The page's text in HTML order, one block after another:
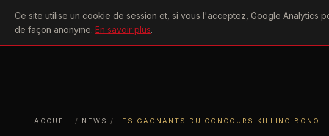
Ce site utilise un cookie de session et, si vous l'acceptez, Google Analytics
de façon anonyme. En savoir plus.
U2achtung
ACCUEIL
ACTU CONCERTS DISCOGRAPHIE
ACCUEIL / NEWS / LES GAGNANTS DU CONCOURS KILLING BONO